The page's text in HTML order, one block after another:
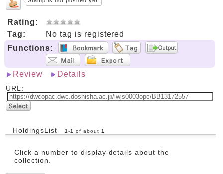
Rating:
Tag:
No tag is registered
Functions:
Review Details
URL:
HoldingsList 1 -1 of about 1
Click a number to display details about the
collection.